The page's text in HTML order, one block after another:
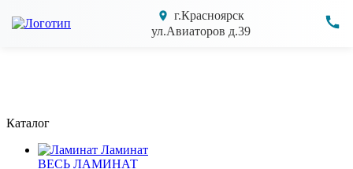
г.Красноярск
ул.Авиаторов д.39
Каталог
Ламинат
ВЕСЬ ЛАМИНАТ